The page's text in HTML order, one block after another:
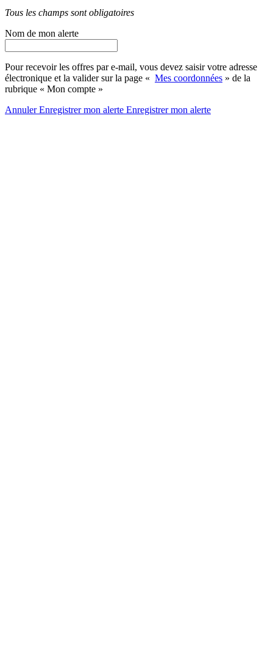
Tous les champs sont obligatoires
Nom de mon alerte
Pour recevoir les offres par e-mail, vous devez saisir votre adresse
électronique et la valider sur la page « Mes coordonnées » de la
rubrique « Mon compte »
AnnulerEnregistrer mon alerte Enregistrermon alerte